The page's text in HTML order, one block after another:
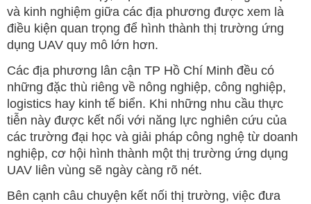
và kinh nghiệm giữa các địa phương được xem là
điều kiện quan trọng để hình thành thị trường ứng
dụng UAV quy mô lớn hơn.
Các địa phương lân cận TP Hồ Chí Minh đều có
những đặc thù riêng về nông nghiệp, công nghiệp,
logistics hay kinh tế biển. Khi những nhu cầu thực
tiễn này được kết nối với năng lực nghiên cứu của
các trường đại học và giải pháp công nghệ từ doanh
nghiệp, cơ hội hình thành một thị trường ứng dụng
UAV liên vùng sẽ ngày càng rõ nét.
Bên cạnh câu chuyện kết nối thị trường, việc đưa